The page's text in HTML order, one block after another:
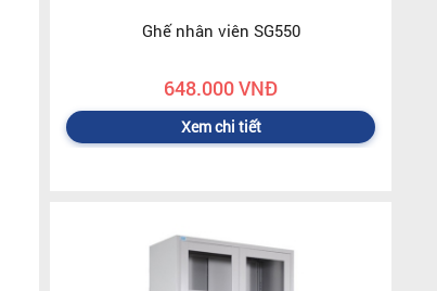
Ghế nhân viên SG550
648.000 VNĐ
Xem chi tiết